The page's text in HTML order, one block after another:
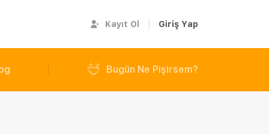
Kayıt Ol Giriş Yap
Bugün Ne Pişirsem?